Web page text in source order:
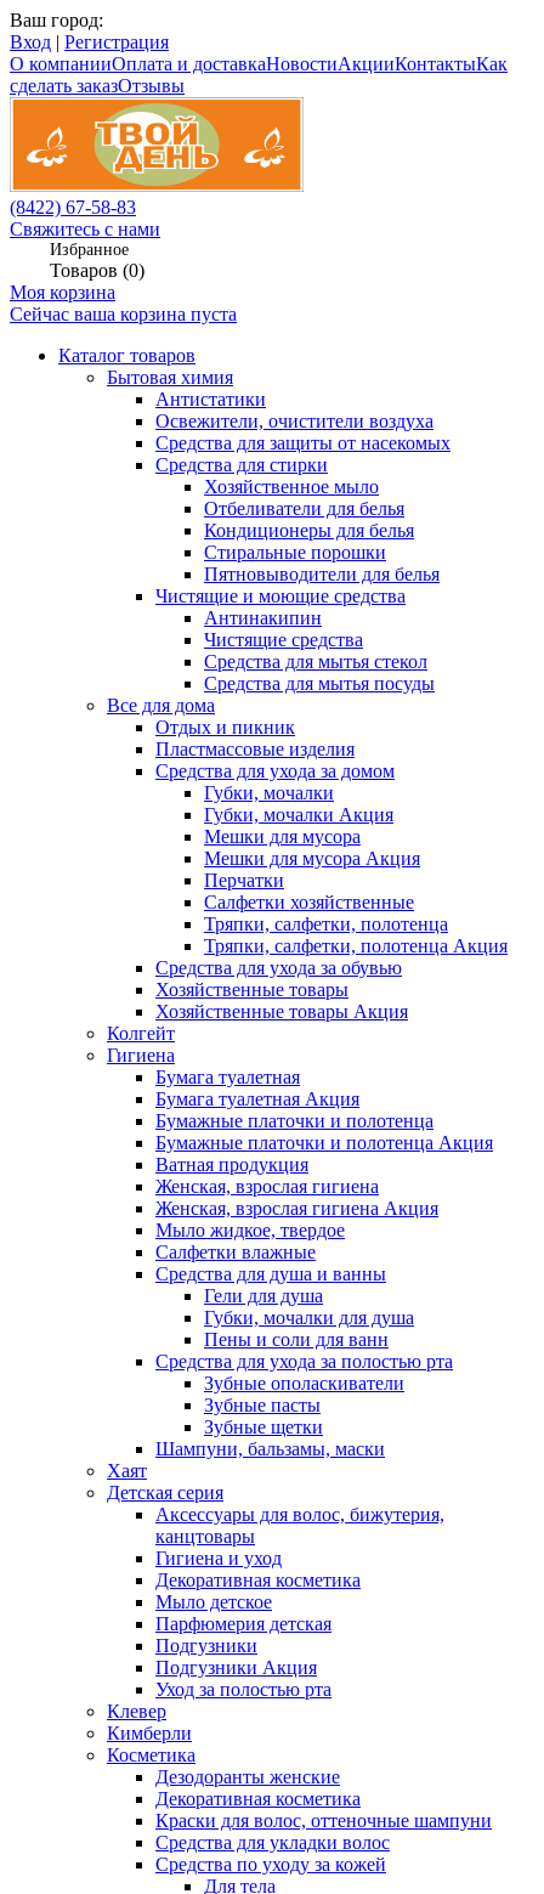
Ваш город:
Вход | Регистрация
О компанииОплата и доставкаНовостиАкцииКонтактыКак
сделать заказОтзывы
(8422) 67-58-83
Свяжитесь с нами
Избранное
Товаров (0)
Моя корзина
Сейчас ваша корзина пуста
Каталог товаров
Бытовая химия
Антистатики
Освежители, очистители воздуха
Средства для защиты от насекомых
Средства для стирки
Хозяйственное мыло
Отбеливатели для белья
Кондиционеры для белья
Стиральные порошки
Пятновыводители для белья
Чистящие и моющие средства
Антинакипин
Чистящие средства
Средства для мытья стекол
Средства для мытья посуды
Все для дома
Отдых и пикник
Пластмассовые изделия
Средства для ухода за домом
Губки, мочалки
Губки, мочалки Акция
Мешки для мусора
Мешки для мусора Акция
Перчатки
Салфетки хозяйственные
Тряпки, салфетки, полотенца
Тряпки, салфетки, полотенца Акция
Средства для ухода за обувью
Хозяйственные товары
Хозяйственные товары Акция
Колгейт
Гигиена
Бумага туалетная
Бумага туалетная Акция
Бумажные платочки и полотенца
Бумажные платочки и полотенца Акция
Ватная продукция
Женская, взрослая гигиена
Женская, взрослая гигиена Акция
Мыло жидкое, твердое
Салфетки влажные
Средства для душа и ванны
Гели для душа
Губки, мочалки для душа
Пены и соли для ванн
Средства для ухода за полостью рта
Зубные ополаскиватели
Зубные пасты
Зубные щетки
Шампуни, бальзамы, маски
Хаят
Детская серия
Аксессуары для волос, бижутерия,
канцтовары
Гигиена и уход
Декоративная косметика
Мыло детское
Парфюмерия детская
Подгузники
Подгузники Акция
Уход за полостью рта
Клевер
Кимберли
Косметика
Дезодоранты женские
Декоративная косметика
Краски для волос, оттеночные шампуни
Средства для укладки волос
Средства по уходу за кожей
Для тела